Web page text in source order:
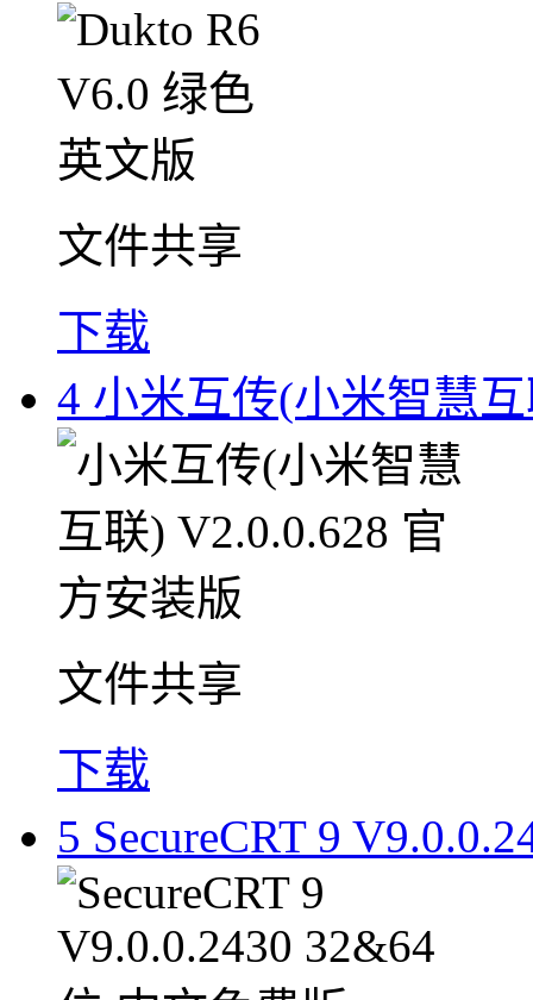
文件共享
下载
4 小米互传(小米智慧
文件共享
下载
5 SecureCRT 9